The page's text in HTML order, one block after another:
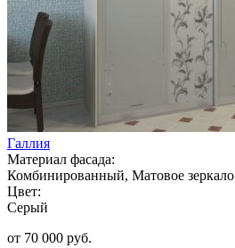
Галлия
Материал фасада:
Комбинированный, Матовое зеркало
Цвет:
Серый
от 70 000 руб.